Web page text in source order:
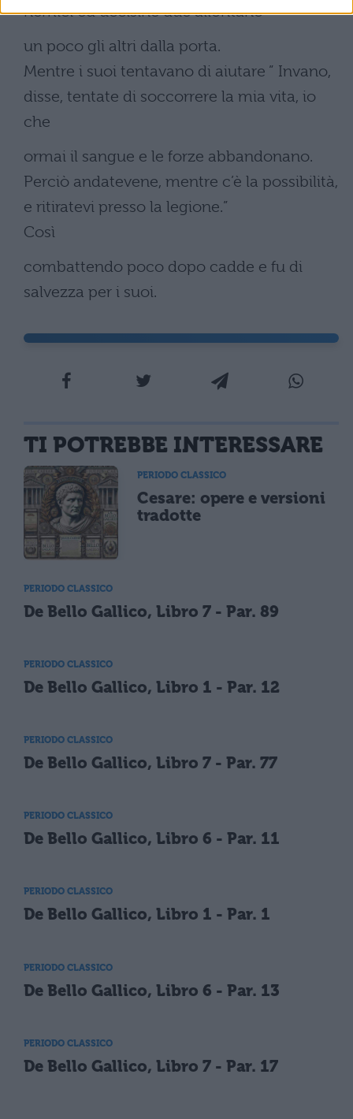
nemici ed uccisine due allontanò
un poco gli altri dalla porta.
Mentre i suoi tentavano di aiutare ” Invano,
disse, tentate di soccorrere la mia vita, io
che
ormai il sangue e le forze abbandonano.
Perciò andatevene, mentre c’è la possibilità,
e ritiratevi presso la legione.”
Così
combattendo poco dopo cadde e fu di
salvezza per i suoi.
TI POTREBBE INTERESSARE
PERIODO CLASSICO
Cesare: opere e versioni
tradotte
PERIODO CLASSICO
De Bello Gallico, Libro 7 - Par. 89
PERIODO CLASSICO
De Bello Gallico, Libro 1 - Par. 12
PERIODO CLASSICO
De Bello Gallico, Libro 7 - Par. 77
PERIODO CLASSICO
De Bello Gallico, Libro 6 - Par. 11
PERIODO CLASSICO
De Bello Gallico, Libro 1 - Par. 1
PERIODO CLASSICO
De Bello Gallico, Libro 6 - Par. 13
PERIODO CLASSICO
De Bello Gallico, Libro 7 - Par. 17